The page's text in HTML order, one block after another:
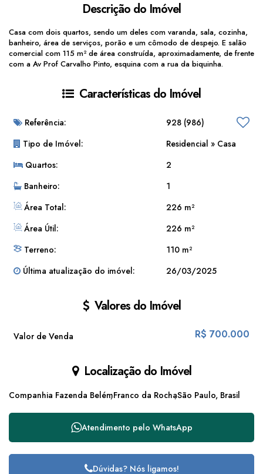
Descrição do Imóvel
Casa com dois quartos, sendo um deles com varanda, sala, cozinha,
banheiro, área de serviços, porão e um cômodo de despejo. E salão
comercial com 115 m² de área construída, aproximadamente, de frente
com a Av Prof Carvalho Pinto, esquina com a rua da biquinha.
Características do Imóvel
Referência: 928 (986)
Tipo de Imóvel:
Residencial » Casa
Quartos:
2
Banheiro:
1
Área Total:
226 m²
Área Útil:
226 m²
Terreno:
110 m²
Última atualização do imóvel:
26/03/2025
Valores do Imóvel
R$ 700.000
Valor de Venda
Localização do Imóvel
Companhia Fazenda BelémFranco da RochaSão Paulo, Brasil
Atendimento pelo WhatsApp
Dúvidas? Nós ligamos!